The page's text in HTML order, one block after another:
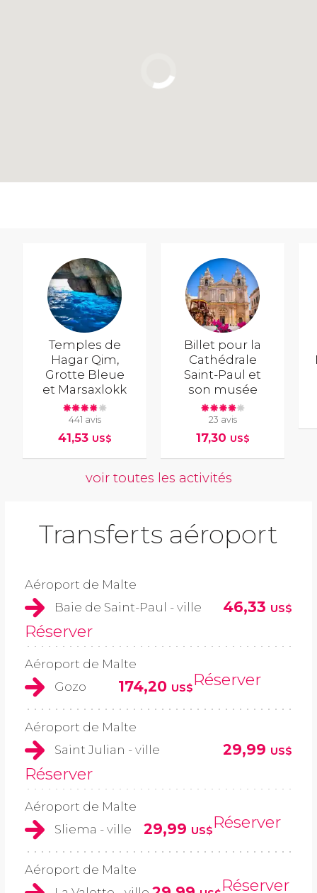
Temples de
Hagar Qim,
Grotte Bleue
et Marsaxlokk
441 avis
41,53 US$
Billet pour la
Cathédrale
Saint-Paul et
son musée
23 avis
17,30 US$
voir toutes les activités
Transferts aéroport
Aéroport de Malte
Baie de Saint-Paul - ville
46,33 US$
Réserver
Aéroport de Malte
Gozo
174,20 US$Réserver
Aéroport de Malte
Saint Julian - ville
29,99 US$
Réserver
Aéroport de Malte
Sliema - ville
29,99 US$Réserver
Aéroport de Malte
Réserver